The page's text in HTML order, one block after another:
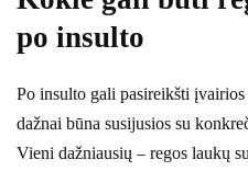
po insulto
Po insulto gali pasireikšti
dažnai būna susijusios su
Vieni dažniausių – regos laukų